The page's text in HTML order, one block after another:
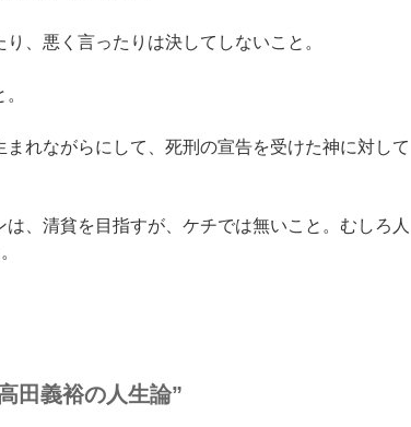
、悪く言ったりは決してしないこと。
まれながらにして、死刑の宣告を受けた神に対して
は、清貧を目指すが、ケチでは無いこと。むしろ人
田義裕の人生論”